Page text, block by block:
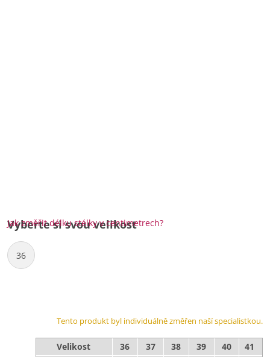
Jak změřit délku stélky v centimetrech?
Vyberte si svou velikost
36
Tento produkt byl individuálně změřen naší specialistkou.
Velikost 36 37 38 39 40
41